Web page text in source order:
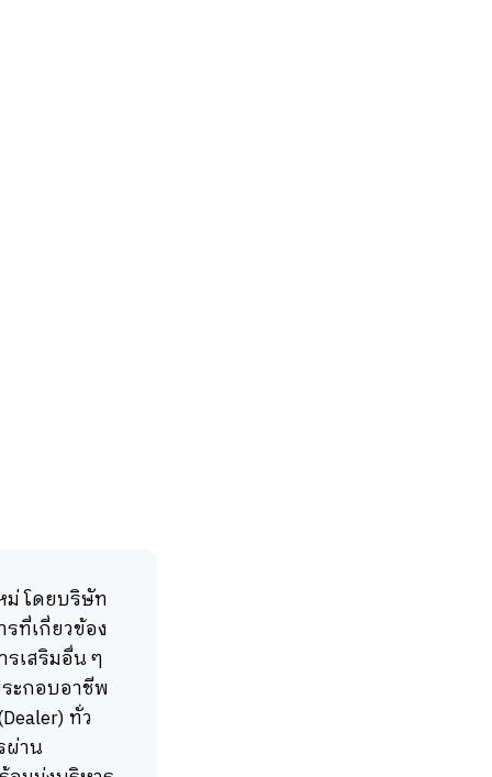
ม่ โดยบริษัท
ที่เกี่ยวข้อง
เสริมอื่น ๆ
ะกอบอาชีพ
ทั่ว
ผ่าน